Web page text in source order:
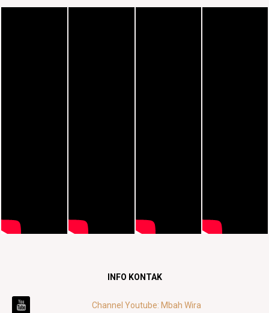
INFO KONTAK
Channel Youtube: Mbah Wira